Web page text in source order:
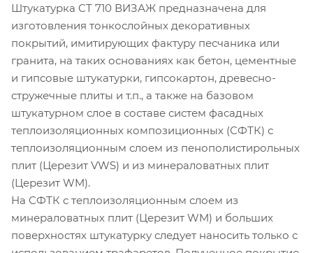
Штукатурка CT 710 ВИЗАЖ предназначена для
изготовления тонкослойных декоративных
покрытий, имитирующих фактуру песчаника или
гранита, на таких основаниях как бетон, цементные
и гипсовые штукатурки, гипсокартон, древесно-
стружечные плиты и т.п., а также на базовом
штукатурном слое в составе систем фасадных
теплоизоляционных композиционных (СФТК) с
теплоизоляционным слоем из пенополистирольных
плит (Церезит VWS) и из минераловатных плит
(Церезит WM).
На СФТК с теплоизоляционным слоем из
минераловатных плит (Церезит WM) и больших
поверхностях штукатурку следует наносить только с